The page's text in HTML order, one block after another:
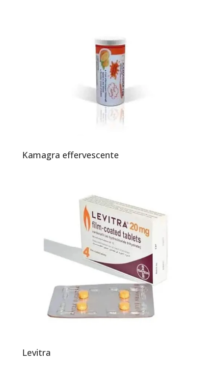
Kamagra effervescente
Levitra